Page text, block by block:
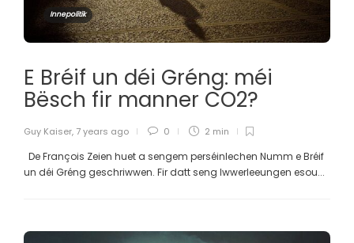
Innepolitik
E Bréif un déi Gréng: méi
Bësch fir manner CO2?
Guy Kaiser, 7 years ago 0 2 min
De François Zeien huet a sengem perséinlechen Numm e Bréif
un déi Gréng geschriwwen. Fir datt seng Iwwerleeungen esou...